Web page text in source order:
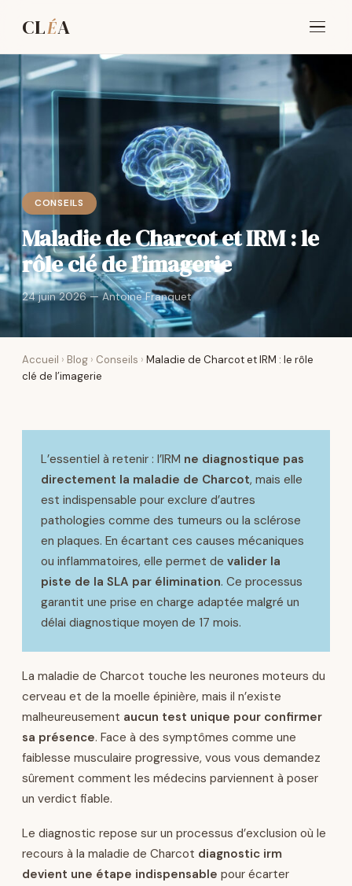
CLÉA
CONSEILS
Maladie de Charcot et IRM : le
rôle clé de l’imagerie
24 juin 2026 — Antoine Franquet
Accueil › Blog › Conseils › Maladie de Charcot et IRM : le rôle
clé de l’imagerie
L’essentiel à retenir : l’IRM ne diagnostique pas
directement la maladie de Charcot, mais elle
est indispensable pour exclure d’autres
pathologies comme des tumeurs ou la sclérose
en plaques. En écartant ces causes mécaniques
ou inflammatoires, elle permet de valider la
piste de la SLA par élimination. Ce processus
garantit une prise en charge adaptée malgré un
délai diagnostique moyen de 17 mois.
La maladie de Charcot touche les neurones moteurs du
cerveau et de la moelle épinière, mais il n’existe
malheureusement aucun test unique pour confirmer
sa présence. Face à des symptômes comme une
faiblesse musculaire progressive, vous vous demandez
sûrement comment les médecins parviennent à poser
un verdict fiable.
Le diagnostic repose sur un processus d’exclusion où le
recours à la maladie de Charcot diagnostic irm
devient une étape indispensable pour écarter